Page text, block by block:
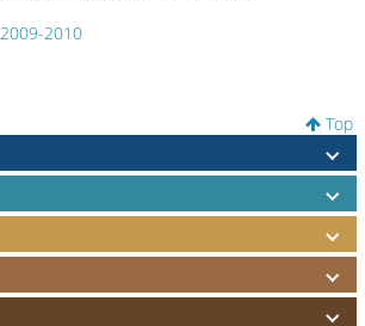
2009-2010
Top